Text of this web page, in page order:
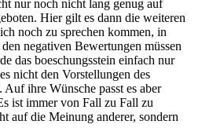
nur noch nicht lang genug auf
Hier gilt es dann die weiteren
noch zu sprechen kommen, in
negativen Bewertungen müssen
das boeschungsstein einfach nur
nicht den Vorstellungen des
ihre Wünsche passt es aber
ist immer von Fall zu Fall zu
auf die Meinung anderer, sondern